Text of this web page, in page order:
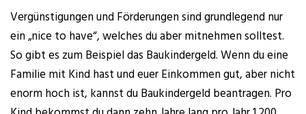
Ver­güns­ti­gun­gen und För­de­run­gen sind grund­le­gend nur
ein „nice to have“, wel­ches du aber mit­neh­men soll­test.
So gibt es zum Bei­spiel das Bau­kin­der­geld. Wenn du eine
Fami­lie mit Kind hast und euer Ein­kom­men gut, aber nicht
enorm hoch ist, kannst du Bau­kin­der­geld bean­tra­gen. Pro